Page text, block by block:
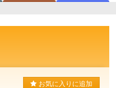
お気に入りに追加